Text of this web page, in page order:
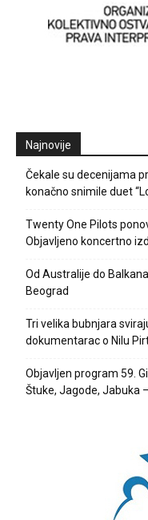
Najnovije
Čekale su decenijama
konačno snimile duet
Twenty One Pilots
Objavljeno koncertno
Od Australije do
Beograd
Tri velika bubnjara
dokumentarac o Nilu
Objavljen program 59.
Štuke, Jagode, Jabuka